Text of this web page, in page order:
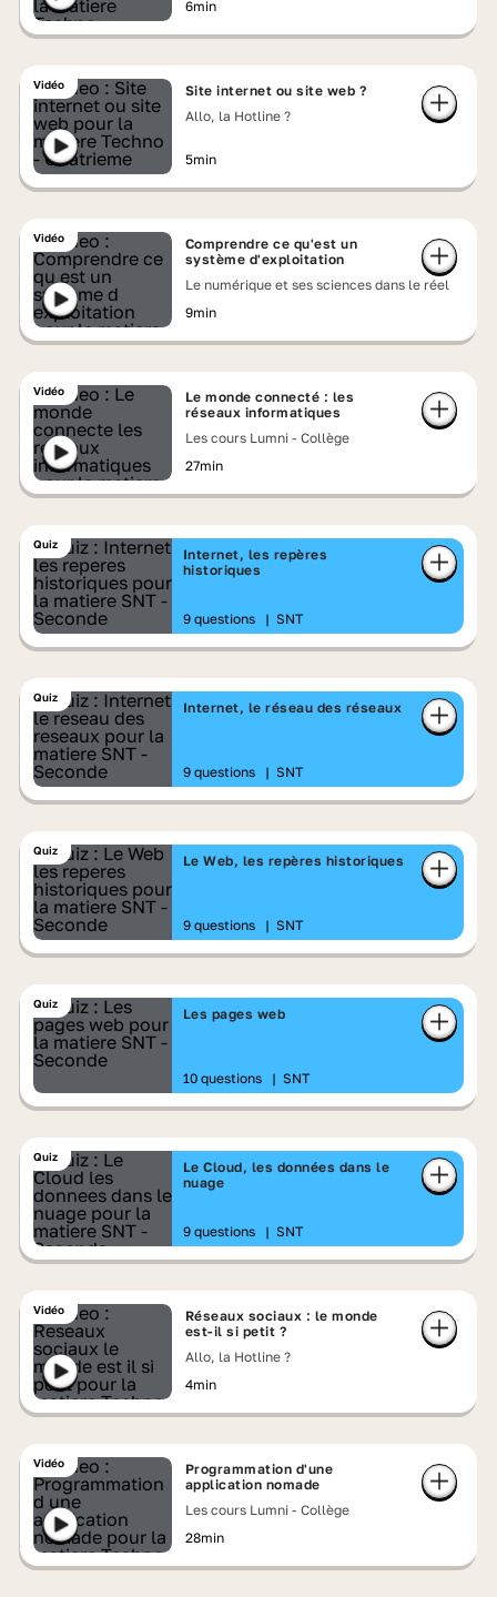
6min
Vidéo
Site internet ou site web ?
Allo, la Hotline ?
5min
Vidéo
Comprendre ce qu'est un
système d'exploitation
Le numérique et ses sciences dans le réel
9min
Vidéo
Le monde connecté : les
réseaux informatiques
Les cours Lumni - Collège
27min
Quiz
Internet, les repères
historiques
9 questions | SNT
Quiz
Internet, le réseau des réseaux
9 questions | SNT
Quiz
Le Web, les repères historiques
9 questions | SNT
Quiz
Les pages web
10 questions | SNT
Quiz
Le Cloud, les données dans le
nuage
9 questions | SNT
Vidéo
Réseaux sociaux : le monde
est-il si petit ?
Allo, la Hotline ?
4min
Vidéo
Programmation d'une
application nomade
Les cours Lumni - Collège
28min